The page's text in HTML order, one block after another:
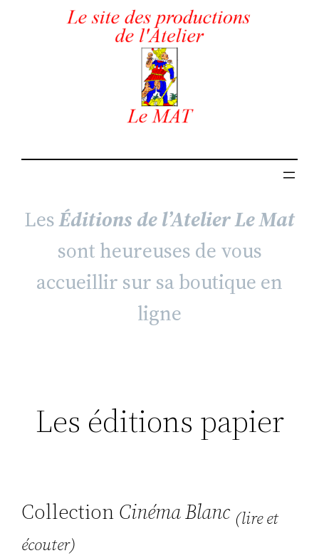
LesÉditions de l’Atelier Le Mat
sont heureuses de vous
accueillir sur sa boutique en
ligne
Les éditions papier
Collection Cinéma Blanc (lire et
écouter)